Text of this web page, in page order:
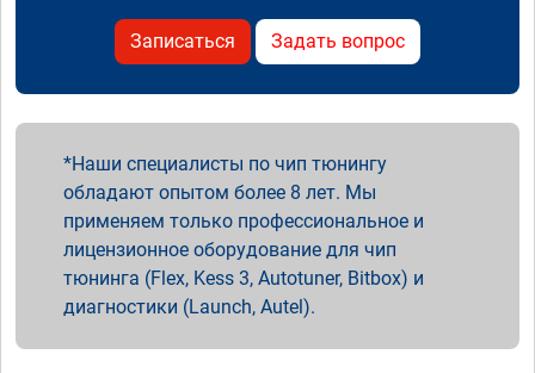
Записаться Задать вопрос
Наши специалисты по чип тюнингу
обладают опытом более 8 лет. Мы
применяем только профессиональное и
лицензионное оборудование для чип
тюнинга (Flex, Kess 3, Autotuner, Bitbox) и
диагностики (Launch, Autel).